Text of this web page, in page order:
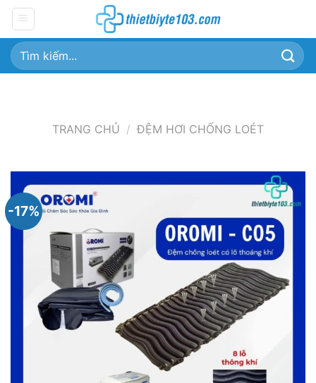
Chuyển
đến
nội
dung
Tìm
kiếm:
TRANG CHỦ / ĐỆM HƠI CHỐNG LOÉT
-17%